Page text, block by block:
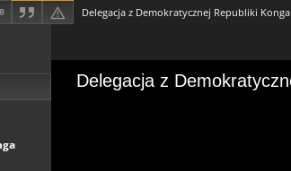
Delegacja z Demokratycznej Republiki Konga